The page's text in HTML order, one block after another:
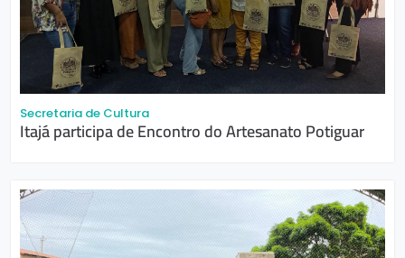
Secretaria de Cultura
Itajá participa de Encontro do Artesanato Potiguar